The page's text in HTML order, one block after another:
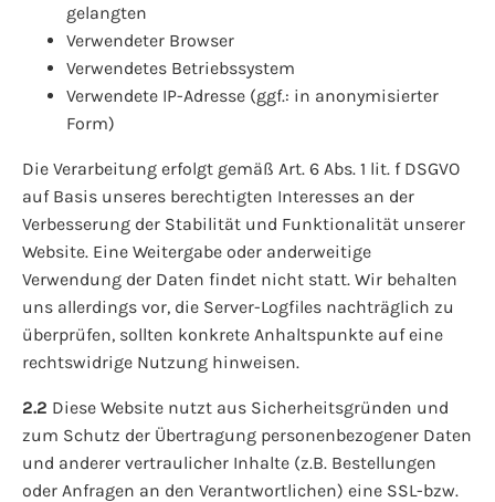
gelangten
Verwendeter Browser
Verwendetes Betriebssystem
Verwendete IP-Adresse (ggf.: in anonymisierter
Form)
Die Verarbeitung erfolgt gemäß Art. 6 Abs. 1 lit. f DSGVO
auf Basis unseres berechtigten Interesses an der
Verbesserung der Stabilität und Funktionalität unserer
Website. Eine Weitergabe oder anderweitige
Verwendung der Daten findet nicht statt. Wir behalten
uns allerdings vor, die Server-Logfiles nachträglich zu
überprüfen, sollten konkrete Anhaltspunkte auf eine
rechtswidrige Nutzung hinweisen.
2.2 Diese Website nutzt aus Sicherheitsgründen und
zum Schutz der Übertragung personenbezogener Daten
und anderer vertraulicher Inhalte (z.B. Bestellungen
oder Anfragen an den Verantwortlichen) eine SSL-bzw.